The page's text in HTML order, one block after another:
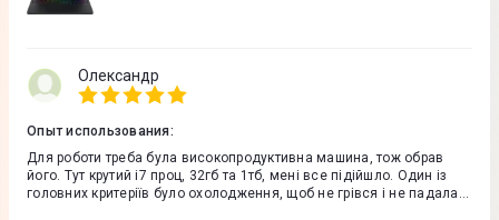
Олександр
Опыт использования:
Для роботи треба була високопродуктивна машина, тож обрав
його. Тут крутий i7 проц, 32гб та 1тб, мені все підійшло. Один із
головних критеріїв було охолодження, щоб не грівся і не падала